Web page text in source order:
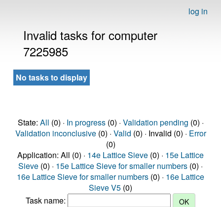
log in
Invalid tasks for computer
7225985
No tasks to display
State: All (0) · In progress(0) · Validation pending (0) ·
Validation inconclusive(0) · Valid (0) · Invalid (0) · Error
(0)
Application: All (0) · 14e Lattice Sieve (0) · 15e Lattice
Sieve (0) · 15e Lattice Sieve for smaller numbers (0) ·
16e Lattice Sieve for smaller numbers (0) · 16e Lattice
Sieve V5 (0)
Task name: